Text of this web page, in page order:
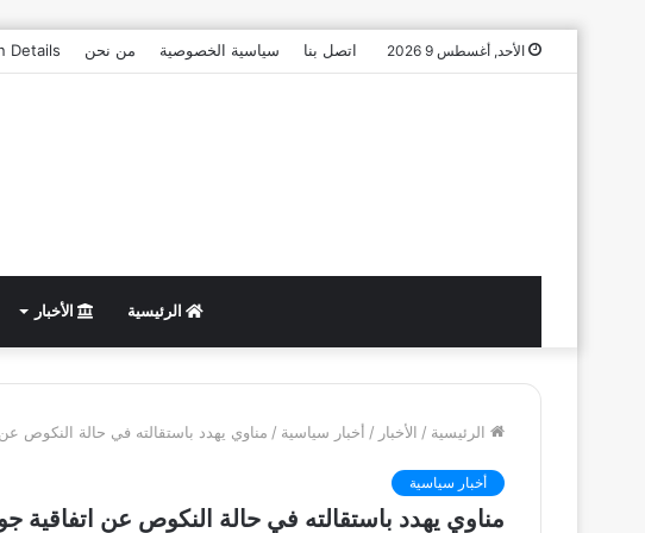
الأحد, أغسطس 9 2026 اتصل بنا سياسية الخصوصية من نحن Details
الرئيسية الأخبار
الرئيسية / الأخبار / أخبار سياسية / مناوي يهدد باستقالته في حالة النكوص عن
أخبار سياسية
مناوي يهدد باستقالته في حالة النكوص عن اتفاقية